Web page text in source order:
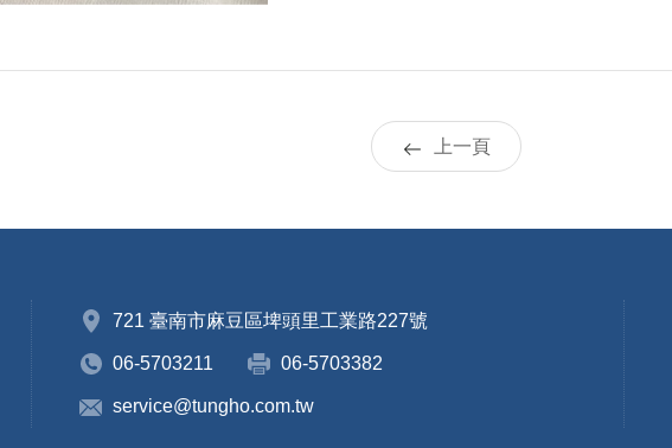
上一頁
721 臺南市麻豆區埤頭里工業路227號
06-5703211 06-5703382
service@tungho.com.tw